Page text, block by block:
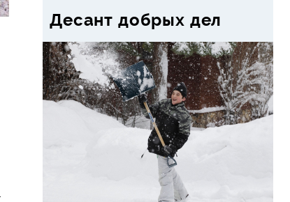
Десант добрых дел